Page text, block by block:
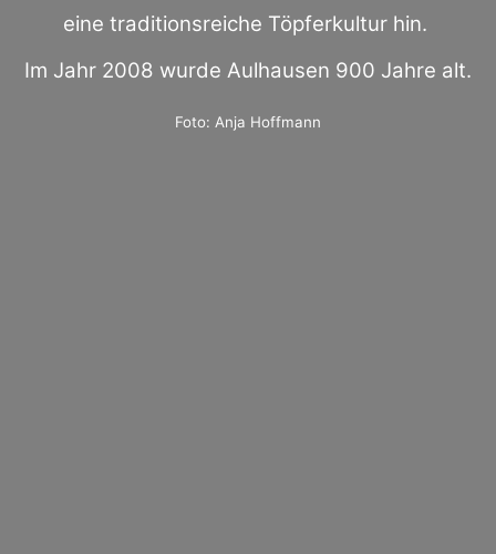
eine traditionsreiche Töpferkultur hin.
Im Jahr 2008 wurde Aulhausen 900 Jahre alt.
Foto: Anja Hoffmann